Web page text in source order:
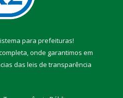
para prefeituras!
onde garantimos em
das leis de transparência